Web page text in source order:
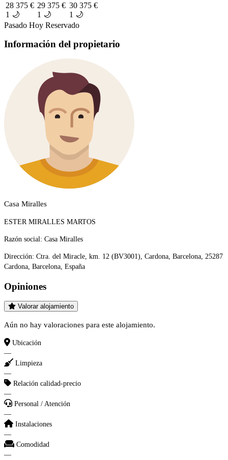
28 375 €
1 🌙
29 375 €
1 🌙
30 375 €
1 🌙
Pasado Hoy Reservado
Información del propietario
Casa Miralles
ESTER MIRALLES MARTOS
Razón social: Casa Miralles
Dirección: Ctra. del Miracle, km. 12 (BV3001), Cardona, Barcelona, 25287
Cardona, Barcelona, España
Opiniones
Valorar alojamiento
Aún no hay valoraciones para este alojamiento.
Ubicación
—
Limpieza
—
Relación calidad-precio
—
Personal / Atención
—
Instalaciones
—
Comodidad
—